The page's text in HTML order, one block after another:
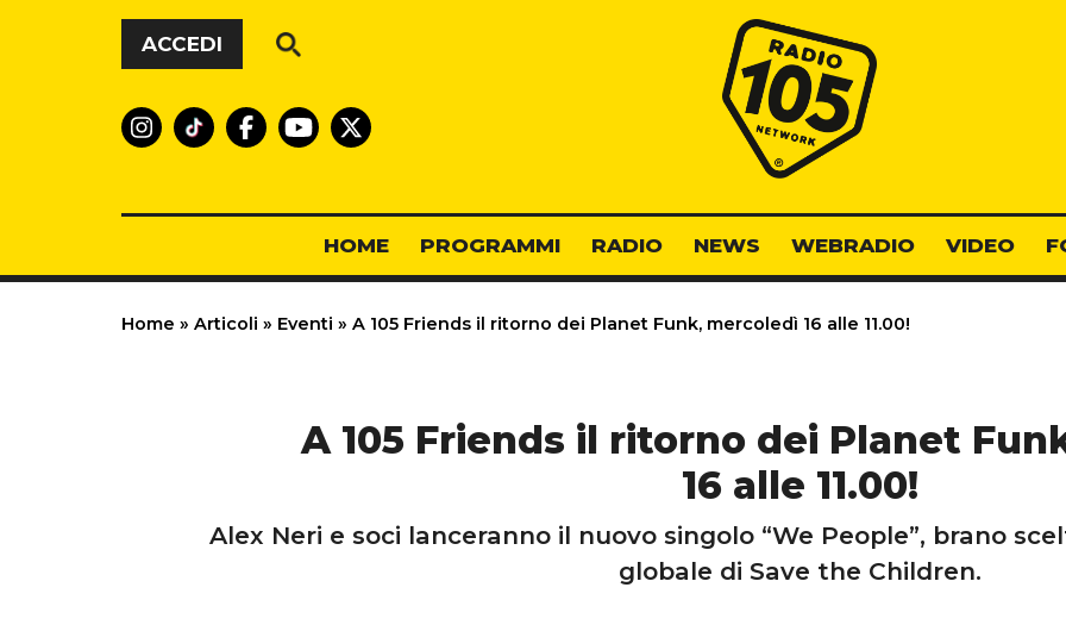
Vai al contenuto
ACCEDI
Radio 105
HOME PROGRAMMI RADIO NEWS WEBRADIO VIDEO
Home » Articoli » Eventi » A 105 Friends il ritorno dei Planet Funk, mercoledì 16 alle 11.00!
A 105 Friends il ritorno dei Planet
16 alle 11.00!
Alex Neri e soci lanceranno il nuovo singolo “We People”, brano
globale di Save the Children.